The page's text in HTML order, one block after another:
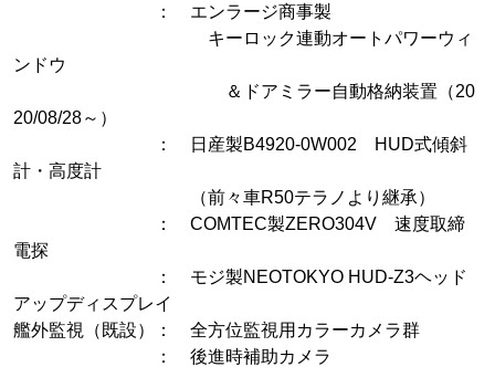
： エンラージ商事製
キーロック連動オートパワーウィ
ンドウ
＆ドアミラー自動格納装置（20
20/08/28～）
： 日産製B4920-0W002 HUD式傾斜
計・高度計
（前々車R50テラノより継承）
： COMTEC製ZERO304V 速度取締
電探
： モジ製NEOTOKYO HUD-Z3ヘッド
アップディスプレイ
艦外監視（既設）： 全方位監視用カラーカメラ群
： 後進時補助カメラ